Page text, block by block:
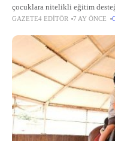
çocuklara nitelikli eğitim
(TEGV), Tekirdağ Namık
GAZETE4 EDITÖR 7 AY ÖNCE